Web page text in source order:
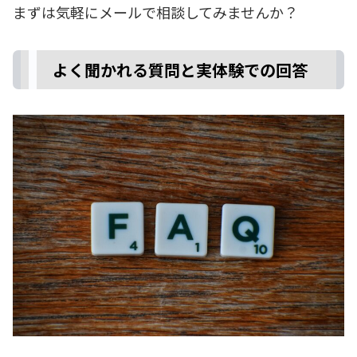
まずは気軽にメールで相談してみませんか？
よく聞かれる質問と実体験での回答